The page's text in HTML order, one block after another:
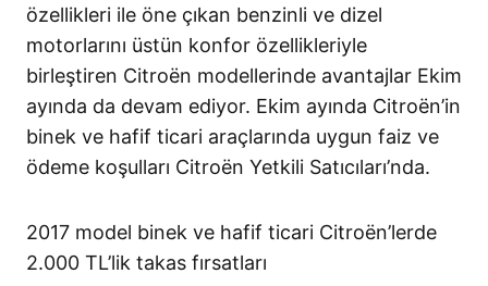
özellikleri ile öne çıkan benzinli ve dizel
motorlarını üstün konfor özellikleriyle
birleştiren Citroën modellerinde avantajlar Ekim
ayında da devam ediyor. Ekim ayında Citroën’in
binek ve hafif ticari araçlarında uygun faiz ve
ödeme koşulları Citroën Yetkili Satıcıları’nda.
2017 model binek ve hafif ticari Citroën’lerde
2.000 TL’lik takas fırsatları